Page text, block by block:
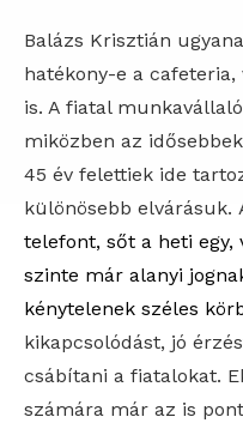
Balázs Krisztián
hatékony-e a cafeteria,
is. A fiatal
miközben az
45 év felettiek ide
különösebb elvárásuk.
telefont, sőt a heti
szinte már alanyi
kénytelenek széles
kikapcsolódást, jó
csábítani a fiatalokat.
számára már az is